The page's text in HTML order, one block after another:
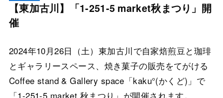
【東加古川】「1-251-5 market秋まつり」開
催
2024年10月26日（土）東加古川で自家焙煎豆と珈琲
とギャラリースペース、焼き菓子の販売をてがける
Coffee stand & Gallery space「kaku°(かくど)」で
「1-251-5 market 秋まつり」が開催されます。